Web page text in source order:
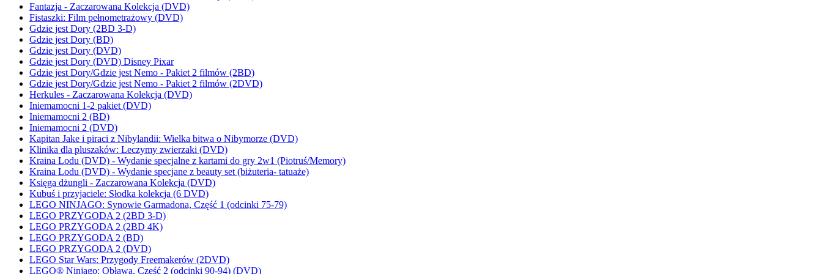
Fantazja - Zaczarowana Kolekcja (DVD)
Fistaszki: Film pełnometrażowy (DVD)
Gdzie jest Dory (2BD 3-D)
Gdzie jest Dory (BD)
Gdzie jest Dory (DVD)
Gdzie jest Dory (DVD) Disney Pixar
Gdzie jest Dory/Gdzie jest Nemo - Pakiet 2 filmów (2BD)
Gdzie jest Dory/Gdzie jest Nemo - Pakiet 2 filmów (2DVD)
Herkules - Zaczarowana Kolekcja (DVD)
Iniemamocni 1-2 pakiet (DVD)
Iniemamocni 2 (BD)
Iniemamocni 2 (DVD)
Kapitan Jake i piraci z Nibylandii: Wielka bitwa o Nibymorze (DVD)
Klinika dla pluszaków: Leczymy zwierzaki (DVD)
Kraina Lodu (DVD) - Wydanie specjalne z kartami do gry 2w1 (Piotruś/Memory)
Kraina Lodu (DVD) - Wydanie specjane z beauty set (biżuteria- tatuaże)
Księga dżungli - Zaczarowana Kolekcja (DVD)
Kubuś i przyjaciele: Słodka kolekcja (6 DVD)
LEGO NINJAGO: Synowie Garmadona, Część 1 (odcinki 75-79)
LEGO PRZYGODA 2 (2BD 3-D)
LEGO PRZYGODA 2 (2BD 4K)
LEGO PRZYGODA 2 (BD)
LEGO PRZYGODA 2 (DVD)
LEGO Star Wars: Przygody Freemakerów (2DVD)
LEGO® Ninjago: Obława, Część 2 (odcinki 90-94) (DVD)